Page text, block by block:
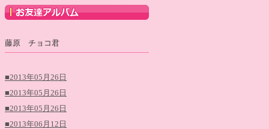
藤原 チョコ君
■2013年05月26日
■2013年05月26日
■2013年05月26日
■2013年06月12日